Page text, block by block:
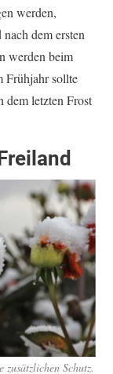
werden,
dem ersten
werden beim
Frühjahr sollte
dem letzten Frost
Schutz.